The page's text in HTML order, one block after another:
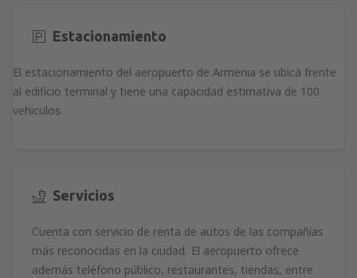
Estacionamiento
El estacionamiento del aeropuerto de Armenia se ubica frente
al edificio terminal y tiene una capacidad estimativa de 100
vehiculos.
Servicios
Cuenta con servicio de renta de autos de las compañías
más reconocidas en la ciudad. El aeropuerto ofrece
además teléfono público, restaurantes, tiendas, entre